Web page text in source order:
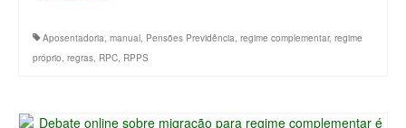
Aposentadoria, manual, Pensões Previdência, regime complementar, regime
próprio, regras, RPC, RPPS